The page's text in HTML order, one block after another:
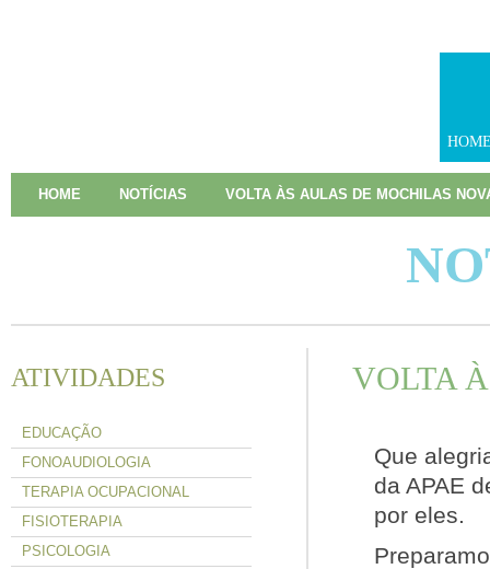
HOME NOTÍCIAS VOLTA ÀS AULAS DE MOCHILAS
ATIVIDADES
EDUCAÇÃO
FONOAUDIOLOGIA
TERAPIA OCUPACIONAL
FISIOTERAPIA
PSICOLOGIA
VOLTA
Que
da APAE
por eles.